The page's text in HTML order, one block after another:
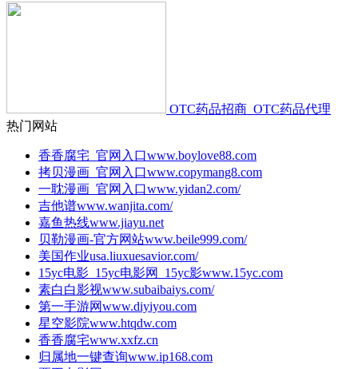
OTC药品招商_OTC药品代理
热门网站
香香腐宅_官网入口www.boylove88.com
拷贝漫画_官网入口www.copymang8.com
一耽漫画_官网入口www.yidan2.com/
吉他谱www.wanjita.com/
嘉鱼热线www.jiayu.net
贝勒漫画-官方网站www.beile999.com/
美国作业usa.liuxuesavior.com/
15yc电影_15yc电影网_15yc影www.15yc.com
素白白影视www.subaibaiys.com/
第一手游网www.diyiyou.com
星空影院www.htqdw.com
香香腐宅www.xxfz.cn
归属地一键查询www.ip168.com